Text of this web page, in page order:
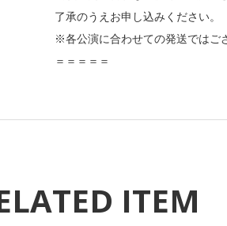
了承のうえお申し込みください。
※各公演に合わせての発送ではご
＝＝＝＝＝
ITEM